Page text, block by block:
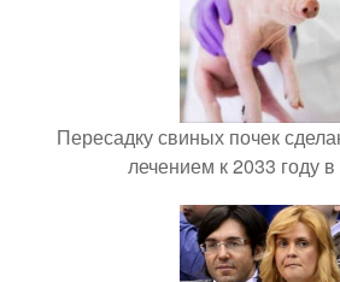
Пересадку свиных почек
лечением к 2033 году